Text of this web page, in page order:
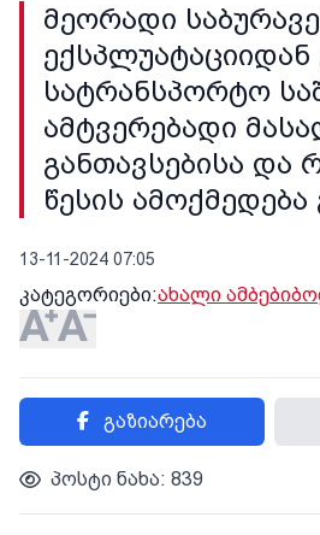
მეორადი
სატრანსპორტო
ამტვერებადი
განთავსებისა და
წესის
13-11-2024 07:05
კატეგორიები:ახალი ამბები
გაზიარება
პოსტი ნახა: 839